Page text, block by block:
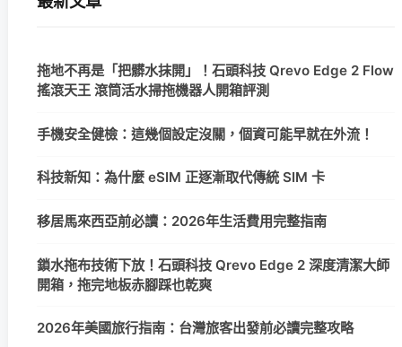
拖地不再是「把髒水抹開」！石頭科技 Qrevo Edge 2 Flow
搖滾天王 滾筒活水掃拖機器人開箱評測
手機安全健檢：這幾個設定沒關，個資可能早就在外流！
科技新知：為什麼 eSIM 正逐漸取代傳統 SIM 卡
移居馬來西亞前必讀：2026年生活費用完整指南
鎖水拖布技術下放！石頭科技 Qrevo Edge 2 深度清潔大師
開箱，拖完地板赤腳踩也乾爽
2026年美國旅行指南：台灣旅客出發前必讀完整攻略